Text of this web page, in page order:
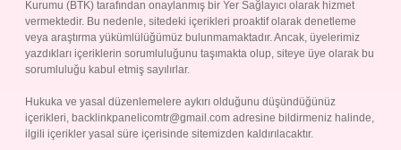
Kurumu (BTK) tarafından onaylanmış bir Yer Sağlayıcı olarak hizmet
vermektedir. Bu nedenle, sitedeki içerikleri proaktif olarak denetleme
veya araştırma yükümlülüğümüz bulunmamaktadır. Ancak, üyelerimiz
yazdıkları içeriklerin sorumluluğunu taşımakta olup, siteye üye olarak bu
sorumluluğu kabul etmiş sayılırlar.
Hukuka ve yasal düzenlemelere aykırı olduğunu düşündüğünüz
içerikleri, backlinkpanelicomtr@gmail.com adresine bildirmeniz halinde,
ilgili içerikler yasal süre içerisinde sitemizden kaldırılacaktır.